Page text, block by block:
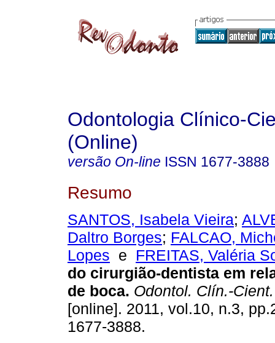
Odontologia Clínico-
(Online)
versão On-line ISSN 1677-3888
Resumo
SANTOS, Isabela Vieira;
Daltro Borges; FALCAO,
Lopes e FREITAS, Valéria
do cirurgião-dentista em
de boca. Odontol. Clín.-
[online]. 2011, vol.10, n.3,
1677-3888.